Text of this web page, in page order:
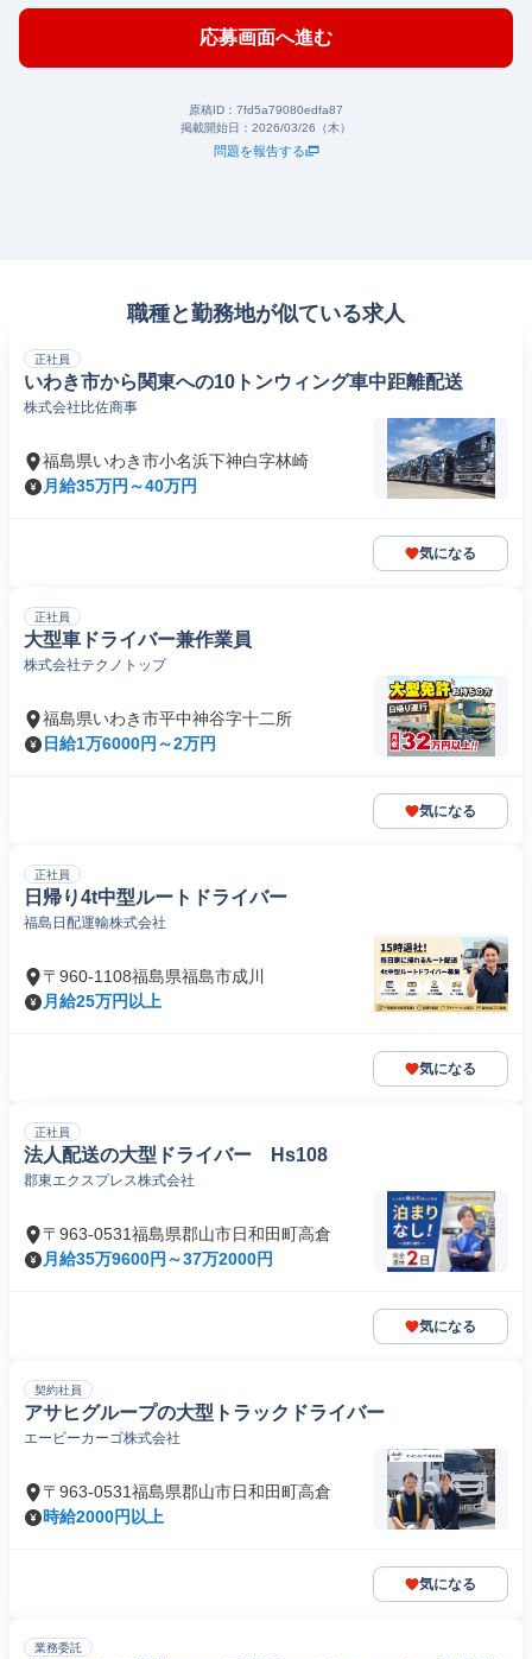
応募画面へ進む
原稿ID： 7fd5a79080edfa87
掲載開始日： 2026/03/26（木）
問題を報告する
職種と勤務地が似ている求人
正社員
いわき市から関東への10トンウィング車中距離配送
株式会社比佐商事
福島県いわき市小名浜下神白字林崎
月給35万円～40万円
気になる
正社員
大型車ドライバー兼作業員
株式会社テクノトップ
福島県いわき市平中神谷字十二所
日給1万6000円～2万円
気になる
正社員
日帰り4t中型ルートドライバー
福島日配運輸株式会社
〒960-1108福島県福島市成川
月給25万円以上
気になる
正社員
法人配送の大型ドライバー Hs108
郡東エクスプレス株式会社
〒963-0531福島県郡山市日和田町高倉
月給35万9600円～37万2000円
気になる
契約社員
アサヒグループの大型トラックドライバー
エービーカーゴ株式会社
〒963-0531福島県郡山市日和田町高倉
時給2000円以上
気になる
業務委託